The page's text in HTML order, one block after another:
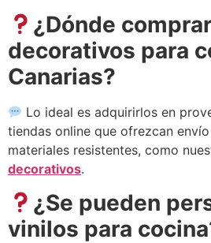
¿Dónde
decorativos para
Canarias?
Lo ideal es adquirirlos en
tiendas online que ofrezcan
materiales resistentes, como
decorativos.
¿Se pueden
vinilos para